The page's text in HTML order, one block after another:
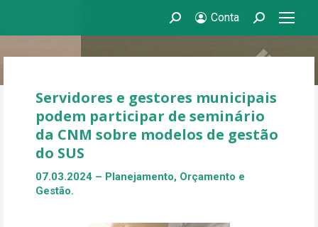
Search: Conta Search:
Servidores e gestores municipais
podem participar de seminário
da CNM sobre modelos de gestão
do SUS
07.03.2024 – Planejamento, Orçamento e
Gestão.